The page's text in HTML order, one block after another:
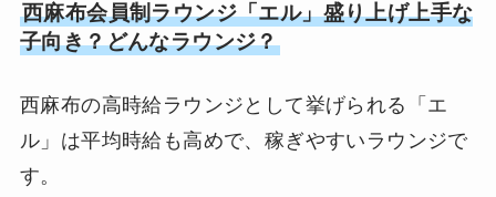
西麻布会員制ラウンジ「エル」盛り上げ上手な
子向き？どんなラウンジ？
西麻布の高時給ラウンジとして挙げられる「エ
ル」は平均時給も高めで、稼ぎやすいラウンジで
す。